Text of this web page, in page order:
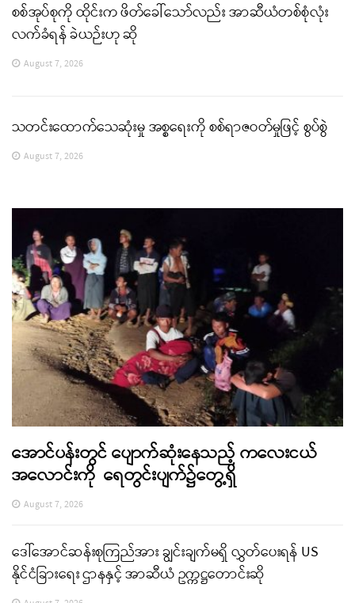
စစ်အုပ်စုကို ထိုင်းက ဖိတ်ခေါ်သော်လည်း အာဆီယံတစ်စုံလုံး
လက်ခံရန် ခဲယဉ်းဟု ဆို
August 7, 2026
သတင်းထောက်သေဆုံးမှု အစ္စရေးကို စစ်ရာဇဝတ်မှုဖြင့် စွပ်စွဲ
August 7, 2026
အောင်ပန်းတွင် ပျောက်ဆုံးနေသည့် ကလေးငယ်
အလောင်းကို ရေတွင်းပျက်၌တွေ့ရှိ
August 7, 2026
ဒေါ်အောင်ဆန်းစုကြည်အား ချွင်းချက်မရှိ လွှတ်ပေးရန် US
နိုင်ငံခြားရေး ဌာနနှင့် အာဆီယံ ဥက္ကဋ္ဌတောင်းဆို